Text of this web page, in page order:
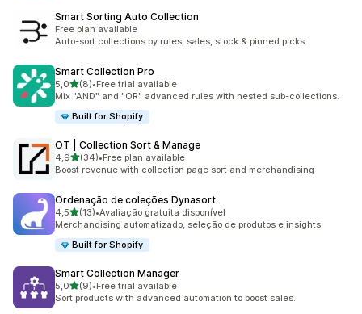
Smart Sorting Auto Collection
Free plan available
Auto-sort collections by rules, sales, stock & pinned picks
Smart Collection Pro
5,0de 5 estrelas
(8)
8 total de avaliações
•Free trial available
Mix "AND" and "OR" advanced rules with nested sub-collections.
Built for Shopify
OT | Collection Sort & Manage
4,9de 5 estrelas
(34)
34 total de avaliações
•Free plan available
Boost revenue with collection page sort and merchandising
Ordenação de coleções Dynasort
4,5de 5 estrelas
(13)
13 total de avaliações
•Avaliação gratuita disponível
Merchandising automatizado, seleção de produtos e insights
Built for Shopify
Smart Collection Manager
5,0de 5 estrelas
(9)
9 total de avaliações
•Free trial available
Sort products with advanced automation to boost sales.